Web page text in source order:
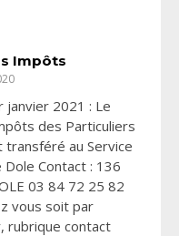
Impôts
janvier 2021 : Le
des Particuliers
transféré au Service
Contact : 136
03 84 72 25 82
vous soit par
rubrique contact